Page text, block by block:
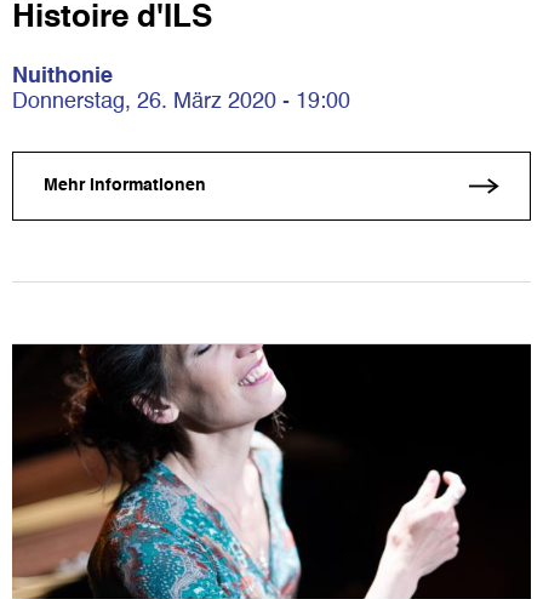
Histoire d'ILS
Nuithonie
Donnerstag, 26. März 2020 - 19:00
Mehr Informationen